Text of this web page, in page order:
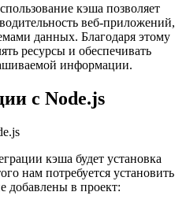
кэша позволяет
веб-приложений,
данных. Благодаря этому
ресурсы и обеспечивать
информации.
с Node.js
кэша будет установка
нам потребуется установить
добавлены в проект: